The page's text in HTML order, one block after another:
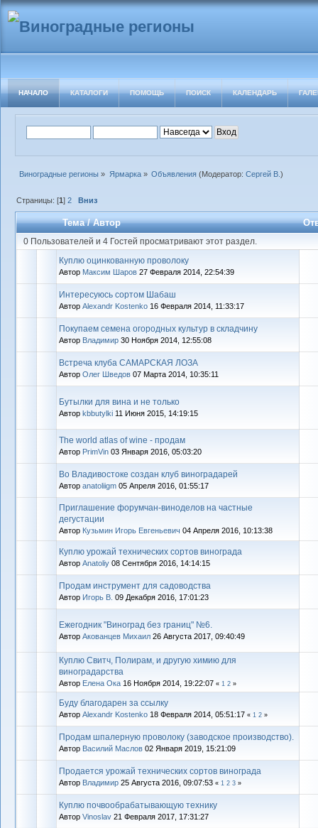
НАЧАЛО КАТАЛОГИ ПОМОЩЬ ПОИСК КАЛЕНДАРЬ
Виноградные регионы » Ярмарка» Объявления(Модератор: Сергей В.)
Страницы: [1]2 Вниз
Тема/Автор
0 Пользователей и 4 Гостей просматривают этот раздел.
Куплю оцинкованную проволоку
Автор Максим Шаров 27 Февраля 2014, 22:54:39
Интересуюсь сортом Шабаш
Автор Alexandr Kostenko 16 Февраля 2014, 11:33:17
Покупаем семена огородных культур в складчину
Автор Владимиp 30 Ноября 2014, 12:55:08
Встреча клуба САМАРСКАЯ ЛОЗА
Автор Олег Шведов 07 Марта 2014, 10:35:11
Бутылки для вина и не только
Автор kbbutylki 11 Июня 2015, 14:19:15
The world atlas of wine - продам
Автор PrimVin 03 Января 2016, 05:03:20
Во Владивостоке создан клуб виноградарей
Автор anatoliigm 05 Апреля 2016, 01:55:17
Приглашение форумчан-виноделов на частные
дегустации
Автор Кузьмин Игорь Евгеньевич 04 Апреля 2016, 10:13:38
Куплю урожай технических сортов винограда
Автор Anatoliy 08 Сентября 2016, 14:14:15
Продам инструмент для садоводства
Автор Игорь В. 09 Декабря 2016, 17:01:23
Ежегодник "Виноград без границ" №6.
Автор Акованцев Михаил 26 Августа 2017, 09:40:49
Куплю Свитч, Полирам, и другую химию для
виноградарства
Автор Елена Ока 16 Ноября 2014, 19:22:07 « 1 2 »
Буду благодарен за ссылку
Автор Alexandr Kostenko 18 Февраля 2014, 05:51:17 « 1 2 »
Продам шпалерную проволоку (заводское производство).
Автор Василий Маслов 02 Января 2019, 15:21:09
Продается урожай технических сортов винограда
Автор Владимиp 25 Августа 2016, 09:07:53 « 1 2 3 »
Куплю почвообрабатывающую технику
Автор Vinoslav 21 Февраля 2017, 17:31:27